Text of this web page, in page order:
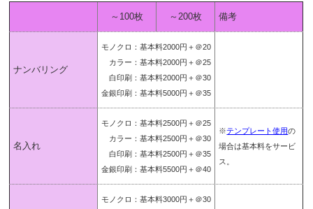
～100枚 ～200枚 備考
ナンバリング
モノクロ：基本料2000円＋＠20
カラー：基本料2000円＋＠25
白印刷：基本料2000円＋＠30
金銀印刷：基本料5000円＋＠35
名入れ
モノクロ：基本料2500円＋＠25
カラー：基本料2500円＋＠30
白印刷：基本料2500円＋＠35
金銀印刷：基本料5500円＋＠40
※テンプレート使用の
場合は基本料をサービ
ス。
モノクロ：基本料3000円＋＠30